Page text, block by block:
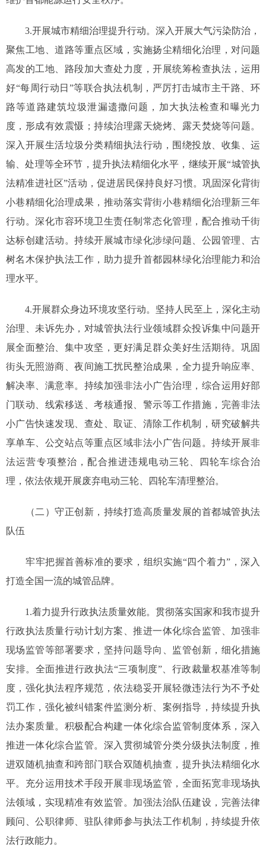
3.开展城市精细治理提升行动。深入开展大气污染防治，
聚焦工地、道路等重点区域，实施扬尘精细化治理，对问题
高发的工地、路段加大查处力度，开展统筹检查执法，运用
好“每周行动日”等联合执法机制，严厉打击城市主干路、环
路等道路建筑垃圾泄漏遗撒问题，加大执法检查和曝光力
度，形成有效震慑；持续治理露天烧烤、露天焚烧等问题。
深入开展生活垃圾分类精细执法行动，围绕投放、收集、运
输、处理等全环节，提升执法精细化水平，继续开展“城管执
法精准进社区”活动，促进居民保持良好习惯。巩固深化背街
小巷精细化治理成果，推动落实背街小巷精细化治理新三年
行动。深化市容环境卫生责任制常态化管理，配合推动千街
达标创建活动。持续开展城市绿化涉绿问题、公园管理、古
树名木保护执法工作，助力提升首都园林绿化治理能力和治
理水平。
4.开展群众身边环境攻坚行动。坚持人民至上，深化主动
治理、未诉先办，对城管执法行业领域群众投诉集中问题开
展全面整治、集中攻坚，更好满足群众美好生活期待。巩固
街头无照游商、夜间施工扰民整治成果，全力提升响应率、
解决率、满意率。持续加强非法小广告治理，综合运用好部
门联动、线索移送、考核通报、警示等工作措施，完善非法
小广告快速发现、查处、取证、清除工作机制，研究破解共
享单车、公交站点等重点区域非法小广告问题。持续开展非
法运营专项整治，配合推进违规电动三轮、四轮车综合治
理，依法依规开展废弃电动三轮、四轮车清理整治。
（二）守正创新，持续打造高质量发展的首都城管执法
队伍
牢牢把握首善标准的要求，组织实施“四个着力”，深入
打造全国一流的城管品牌。
1.着力提升行政执法质量效能。贯彻落实国家和我市提升
行政执法质量行动计划方案、推进一体化综合监管、加强非
现场监管等部署要求，坚持问题导向、监管创新，细化措施
安排。全面推进行政执法“三项制度”、行政裁量权基准等制
度，强化执法程序规范，依法稳妥开展轻微违法行为不予处
罚工作，强化被纠错案件监测分析、案例指导，持续提升执
法办案质量。积极配合构建一体化综合监管制度体系，深入
推进一体化综合监管。深入贯彻城管分类分级执法制度，推
进双随机抽查和跨部门联合双随机抽查，提升执法精细化水
平。充分运用技术手段开展非现场监管，全面拓宽非现场执
法领域，实现精准有效监管。加强法治队伍建设，完善法律
顾问、公职律师、驻队律师参与执法工作机制，持续提升依
法行政能力。